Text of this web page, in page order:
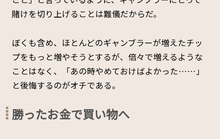
賭けを切り上げることは難儀だからだ。
ぼくも含め、ほとんどのギャンブラーが増えたチッ
プをもっと増やそうとするが、倍々で増えるような
ことはなく、「あの時やめておけばよかった……」
と後悔するのがオチである。
勝ったお金で買い物へ